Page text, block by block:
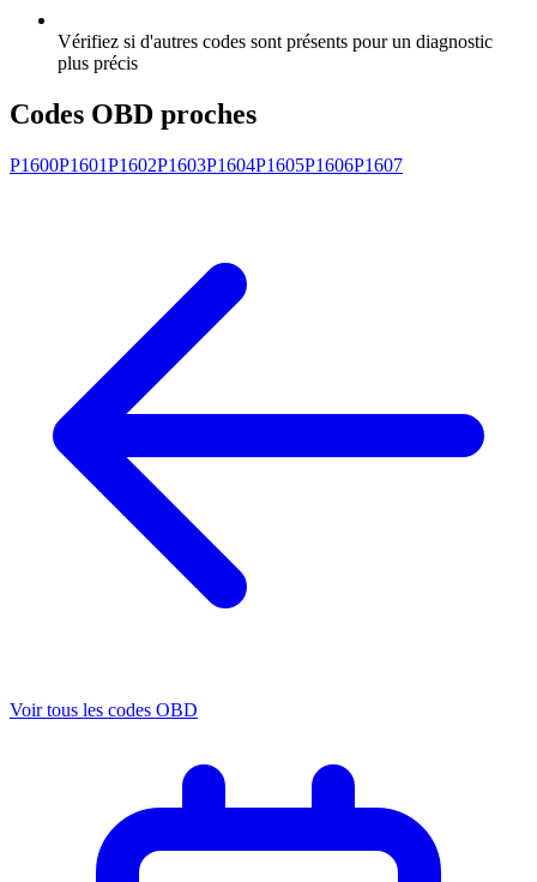
Vérifiez si d'autres codes sont présents pour un diagnostic
plus précis
Codes OBD proches
P1600P1601P1602P1603P1604P1605P1606P1607
Voir tous les codes OBD